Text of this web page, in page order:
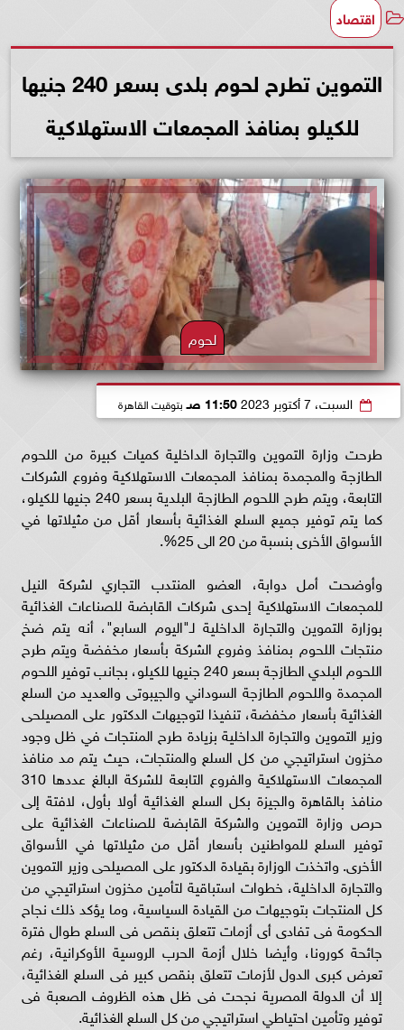
اقتصاد
التموين تطرح لحوم بلدى بسعر 240 جنيها
للكيلو بمنافذ المجمعات الاستهلاكية
لحوم
السبت، 7 أكتوبر 2023 11:50 صـ بتوقيت القاهرة
طرحت وزارة التموين والتجارة الداخلية كميات كبيرة من اللحوم
الطازجة والمجمدة بمنافذ المجمعات الاستهلاكية وفروع الشركات
التابعة، ويتم طرح اللحوم الطازجة البلدية بسعر 240 جنيها للكيلو،
كما يتم توفير جميع السلع الغذائية بأسعار أقل من مثيلاتها في
الأسواق الأخرى بنسبة من 20 الى 25%.
وأوضحت أمل دوابة، العضو المنتدب التجاري لشركة النيل
للمجمعات الاستهلاكية إحدى شركات القابضة للصناعات الغذائية
بوزارة التموين والتجارة الداخلية لـ"اليوم السابع"، أنه يتم ضخ
منتجات اللحوم بمنافذ وفروع الشركة بأسعار مخفضة ويتم طرح
اللحوم البلدي الطازجة بسعر 240 جنيها للكيلو، بجانب توفير اللحوم
المجمدة واللحوم الطازجة السوداني والجيبوتى والعديد من السلع
الغذائية بأسعار مخفضة، تنفيذا لتوجيهات الدكتور على المصيلحى
وزير التموين والتجارة الداخلية بزيادة طرح المنتجات في ظل وجود
مخزون استراتيجي من كل السلع والمنتجات، حيث يتم مد منافذ
المجمعات الاستهلاكية والفروع التابعة للشركة البالغ عددها 310
منافذ بالقاهرة والجيزة بكل السلع الغذائية أولا بأول، لافتة إلى
حرص وزارة التموين والشركة القابضة للصناعات الغذائية على
توفير السلع للمواطنين بأسعار أقل من مثيلاتها في الأسواق
الأخرى. واتخذت الوزارة بقيادة الدكتور على المصيلحى وزير التموين
والتجارة الداخلية، خطوات استباقية لتأمين مخزون استراتيجي من
كل المنتجات بتوجيهات من القيادة السياسية، وما يؤكد ذلك نجاح
الحكومة فى تفادى أى أزمات تتعلق بنقص فى السلع طوال فترة
جائحة كورونا، وأيضا خلال أزمة الحرب الروسية الأوكرانية، رغم
تعرض كبرى الدول لأزمات تتعلق بنقص كبير فى السلع الغذائية،
إلا أن الدولة المصرية نجحت فى ظل هذه الظروف الصعبة فى
توفير وتأمين احتياطي استراتيجي من كل السلع الغذائية.